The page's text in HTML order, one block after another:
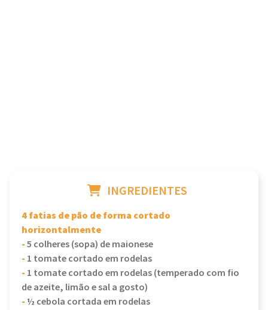
INGREDIENTES
4 fatias de pão de forma cortado
horizontalmente
-5 colheres (sopa) de maionese
- 1 tomate cortado em rodelas
- 1 tomate cortado em rodelas (temperado com fio
de azeite, limão e sal a gosto)
-½ cebola cortada em rodelas